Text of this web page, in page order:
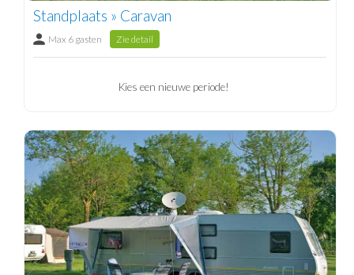
Standplaats » Caravan
Max 6 gasten Zie detail
Kies een nieuwe periode!